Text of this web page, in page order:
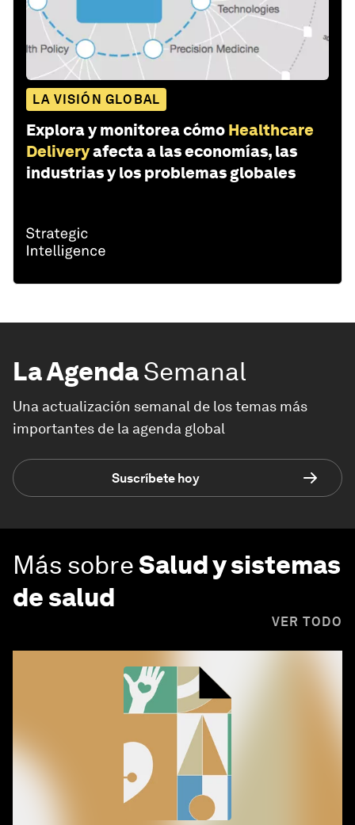
LA VISIÓN GLOBAL
Explora y monitorea cómo Healthcare
Deliveryafecta a las economías, las
industrias y los problemas globales
La AgendaSemanal
Una actualización semanal de los temas más
importantes de la agenda global
Suscríbete hoy
Más sobreSalud y sistemas
de salud
VER TODO